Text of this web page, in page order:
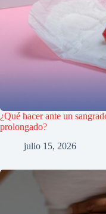
¿Qué hacer ante un
prolongado?
julio 15, 2026